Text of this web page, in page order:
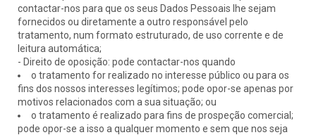
contactar-nos para que os seus Dados Pessoais lhe sejam
fornecidos ou diretamente a outro responsável pelo
tratamento, num formato estruturado, de uso corrente e de
leitura automática;
- Direito de oposição: pode contactar-nos quando
o tratamento for realizado no interesse público ou para os
fins dos nossos interesses legítimos; pode opor-se apenas por
motivos relacionados com a sua situação; ou
o tratamento é realizado para fins de prospeção comercial;
pode opor-se a isso a qualquer momento e sem que nos seja